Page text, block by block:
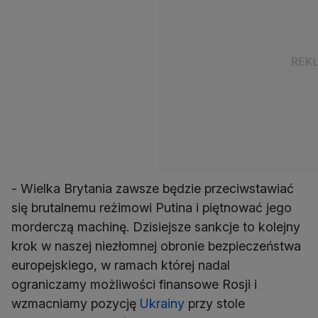
- Wielka Brytania zawsze będzie przeciwstawiać
się brutalnemu reżimowi Putina i piętnować jego
morderczą machinę. Dzisiejsze sankcje to kolejny
krok w naszej niezłomnej obronie bezpieczeństwa
europejskiego, w ramach której nadal
ograniczamy możliwości finansowe Rosji i
wzmacniamy pozycję Ukrainy przy stole